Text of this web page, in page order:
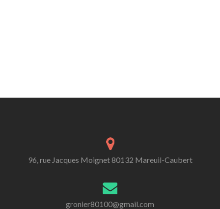
96, rue Jacques Moignet 80132 Mareuil-Caubert
gronier80100@gmail.com